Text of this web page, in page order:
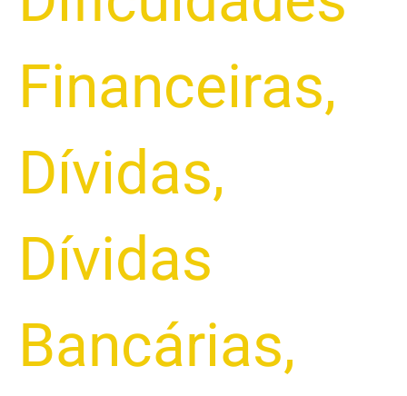
Financeiras,
Dívidas,
Dívidas
Bancárias,